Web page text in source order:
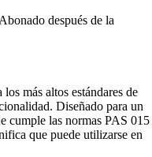
Abonado después de la
más altos estándares de
Diseñado para un
cumple las normas PAS 015
que puede utilizarse en